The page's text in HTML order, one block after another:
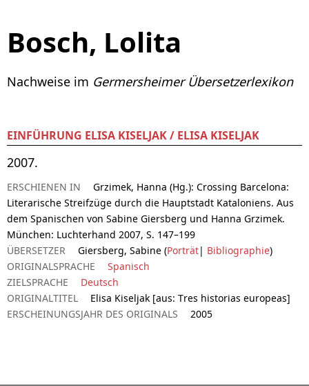
Bosch, Lolita
Nachweise im Germersheimer Übersetzerlexikon
EINFÜHRUNG ELISA KISELJAK / ELISA KISELJAK
2007.
ERSCHIENEN IN
Grzimek, Hanna (Hg.): Crossing Barcelona:
Literarische Streifzüge durch die Hauptstadt Kataloniens. Aus
dem Spanischen von Sabine Giersberg und Hanna Grzimek.
München: Luchterhand 2007, S. 147–199
ÜBERSETZER
Giersberg, Sabine (Porträt| Bibliographie)
ORIGINALSPRACHE
Spanisch
ZIELSPRACHE
Deutsch
ORIGINALTITEL
Elisa Kiseljak [aus: Tres historias europeas]
ERSCHEINUNGSJAHR DES ORIGINALS
2005